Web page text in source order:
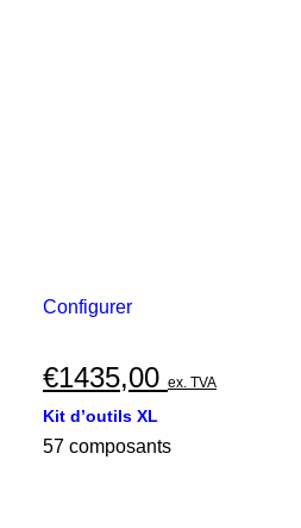
Configurer
€1435,00 ex. TVA
Kit d’outils XL
57 composants